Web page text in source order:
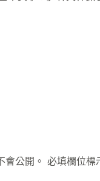
會公開。 必填欄位